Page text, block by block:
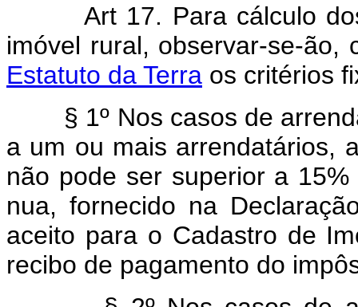
Art 17. Para cálculo
imóvel rural, observar-se-
Estatuto da Terra os critérios
§ 1º Nos casos de
a um ou mais arrendatários,
não pode ser superior a
nua, fornecido na
aceito para o Cadastro de
recibo de pagamento do